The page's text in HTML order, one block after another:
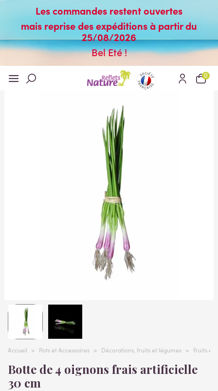
Les commandes restent ouvertes
mais reprise des expéditions à partir du
25/08/2026
Bel Eté !
0
Accueil > Pots et Accessoires > Décorations, fruits et légumes > Fruits et
Botte de 4 oignons frais artificielle
30 cm